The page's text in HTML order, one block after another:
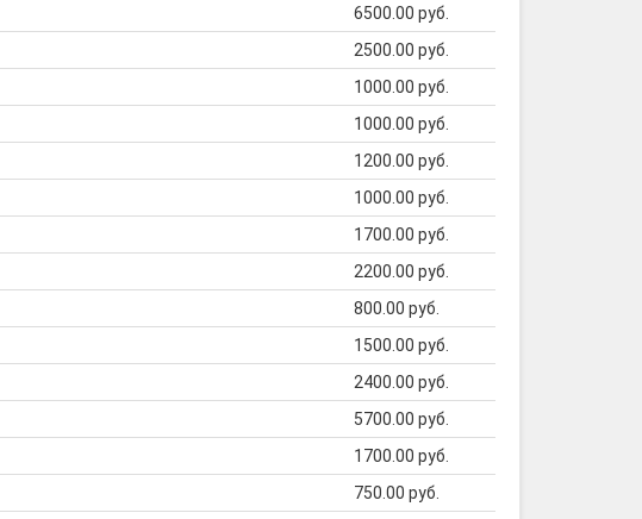
6500.00 руб.
2500.00 руб.
1000.00 руб.
1000.00 руб.
1200.00 руб.
1000.00 руб.
1700.00 руб.
2200.00 руб.
800.00 руб.
1500.00 руб.
2400.00 руб.
5700.00 руб.
1700.00 руб.
750.00 руб.